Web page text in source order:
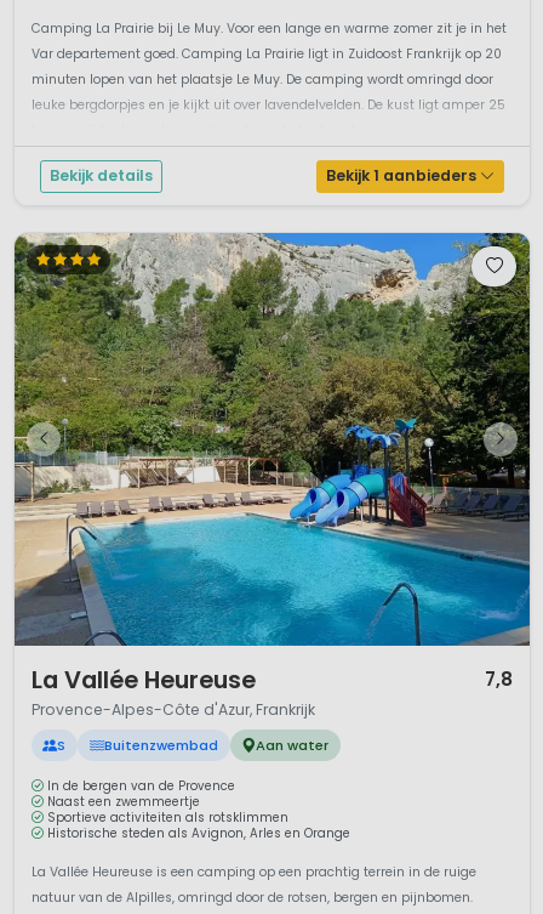
Camping La Prairie bij Le Muy. Voor een lange en warme zomer zit je in het
Var departement goed. Camping La Prairie ligt in Zuidoost Frankrijk op 20
minuten lopen van het plaatsje Le Muy. De camping wordt omringd door
leuke bergdorpjes en je kijkt uit over lavendelvelden. De kust ligt amper 25
Bekijk details Bekijk 1 aanbieders
La Vallée Heureuse 7,8
Provence-Alpes-Côte d'Azur, Frankrijk
S Buitenzwembad Aan water
In de bergen van de Provence
Naast een zwemmeertje
Sportieve activiteiten als rotsklimmen
Historische steden als Avignon, Arles en Orange
La Vallée Heureuse is een camping op een prachtig terrein in de ruige
natuur van de Alpilles, omringd door de rotsen, bergen en pijnbomen.